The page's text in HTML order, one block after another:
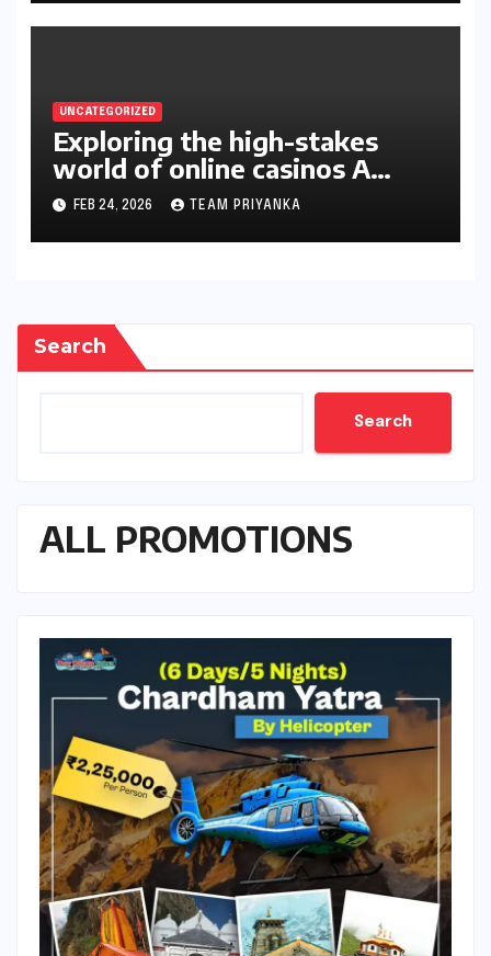
UNCATEGORIZED
Exploring the high-stakes
world of online casinos A
gambler’s guide
FEB 24, 2026 TEAM PRIYANKA
Search
Search
ALL PROMOTIONS